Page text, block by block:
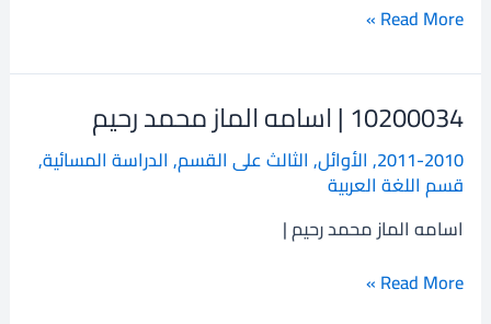
Read More »
10200034 | اسامه الماز محمد رحيم
2011-2010
, الأوائل, الثالث على القسم, الدراسة المسائية,
قسم اللغة العربية
اسامه الماز محمد رحيم |
10200034
اسامه
الماز
محمد
رحيم
Read More »